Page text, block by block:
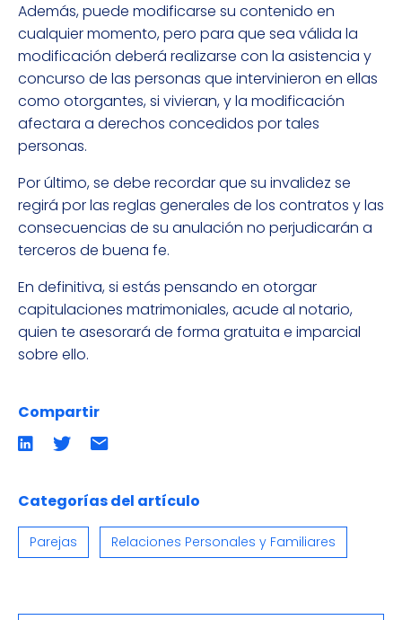
Además, puede modificarse su contenido en
cualquier momento, pero para que sea válida la
modificación deberá realizarse con la asistencia y
concurso de las personas que intervinieron en ellas
como otorgantes, si vivieran, y la modificación
afectara a derechos concedidos por tales
personas.
Por último, se debe recordar que su invalidez se
regirá por las reglas generales de los contratos y las
consecuencias de su anulación no perjudicarán a
terceros de buena fe.
En definitiva, si estás pensando en otorgar
capitulaciones matrimoniales, acude al notario,
quien te asesorará de forma gratuita e imparcial
sobre ello.
Compartir
Compartir
en
Compartir
en
Compartir
por
email
Categorías del artículo
Parejas Relaciones Personales y Familiares